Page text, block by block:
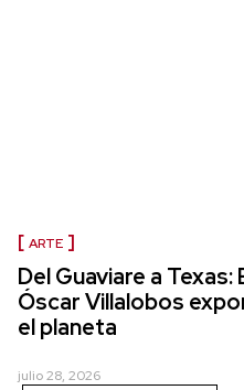
ARTE
Del Guaviare a
Óscar Villalobos
el planeta
julio 28, 2026